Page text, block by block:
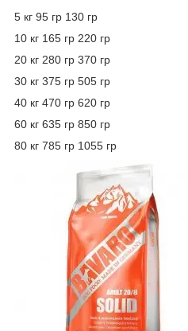
5 кг 95 гр 130 гр
10 кг 165 гр 220 гр
20 кг 280 гр 370 гр
30 кг 375 гр 505 гр
40 кг 470 гр 620 гр
60 кг 635 гр 850 гр
80 кг 785 гр 1055 гр